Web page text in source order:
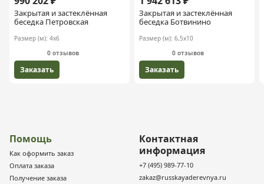
Закрытая и застеклённая
беседка Петровская
Размер (м): 4х6
0 отзывов
Заказать
Закрытая и застеклённая
беседка Ботвинино
Размер (м): 6,5х10
0 отзывов
Заказать
Помощь
Как оформить заказ
Оплата заказа
Получение заказа
Контактная
информация
+7 (495) 989-77-10
zakaz@russkayaderevnya.ru